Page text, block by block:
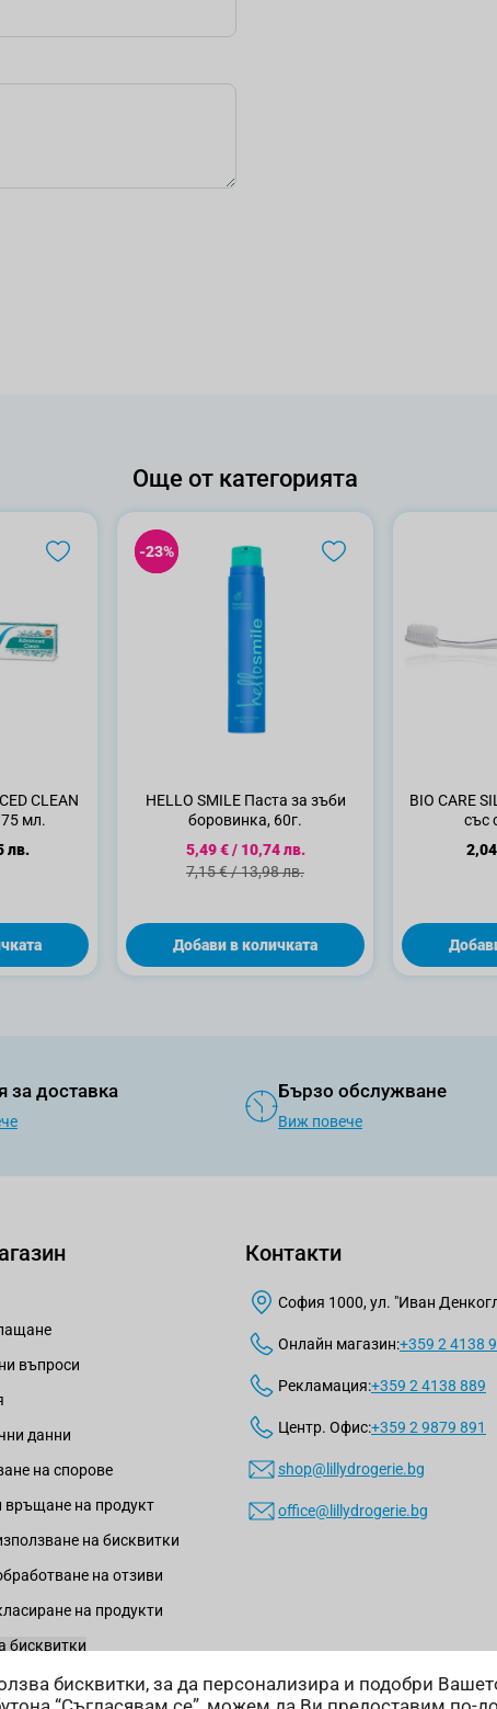
бисквитки, за да персонализира и подобри
Още от категорията
CLEAN
мл.
лв.
-23%
-23%
HELLO SMILE Паста за зъби
боровинка, 60г.
Специална цена
5,49 €/ 10,74 лв.
Стандартна цена
7,15 €/13,98 лв.
Добави в количката
BIO CARE
със
за доставка Бързо обслужване
Виж повече
въпроси
данни
на спорове
връщане на продукт
на бисквитки
на отзиви
на продукти
бисквитки
Контакти
София 1000, ул. "Иван
Онлайн магазин:+359 2 4138
Рекламация:+359 2 4138 889
Центр. Офис:+359 2 9879 891
shop@lillydrogerie.bg
office@lillydrogerie.bg